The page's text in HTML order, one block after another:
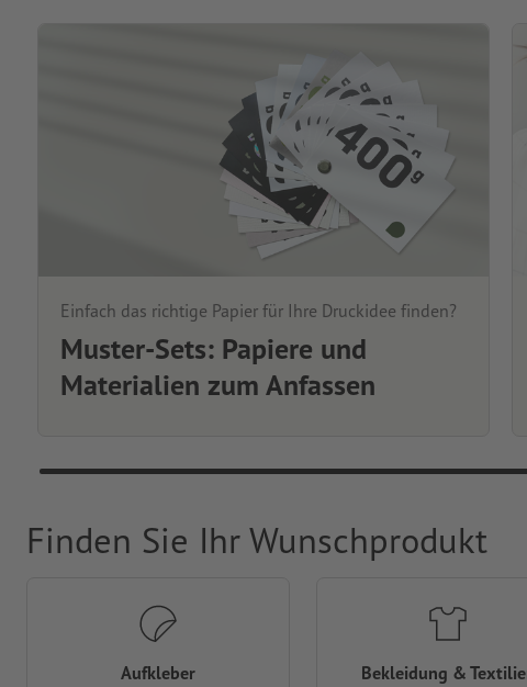
Einfach das richtige Papier für Ihre Druckidee finden?
Muster-Sets: Papiere und
Materialien zum Anfassen
Finden Sie Ihr Wunschprodukt
Aufkleber Bekleidung &